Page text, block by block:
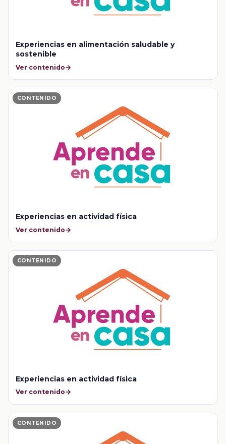
Experiencias en alimentación saludable y
sostenible
Ver contenido
CONTENIDO
Experiencias en actividad física
Ver contenido
CONTENIDO
Experiencias en actividad física
Ver contenido
CONTENIDO